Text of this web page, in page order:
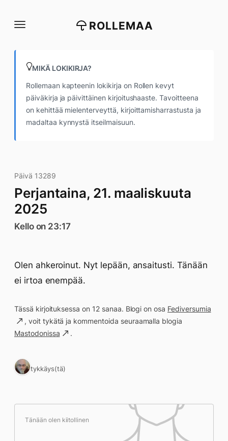
suoraan
ROLLEMAA
MIKÄ LOKIKIRJA?
Rollemaan kapteenin lokikirja on Rollen kevyt
päiväkirja ja päivittäinen kirjoitushaaste. Tavoitteena
on kehittää mielenterveyttä, kirjoittamisharrastusta ja
madaltaa kynnystä itseilmaisuun.
Päivä 13289
Perjantaina, 21. maaliskuuta
2025
Kello on 23:17
Olen ahkeroinut. Nyt lepään, ansaitusti. Tänään
ei irtoa enempää.
Tässä kirjoituksessa on 12 sanaa. Blogi on osa Fediversumia
, voit tykätä ja kommentoida seuraamalla blogia
Mastodonissa
.
1 tykkäys(tä)
Tänään olen kiitollinen